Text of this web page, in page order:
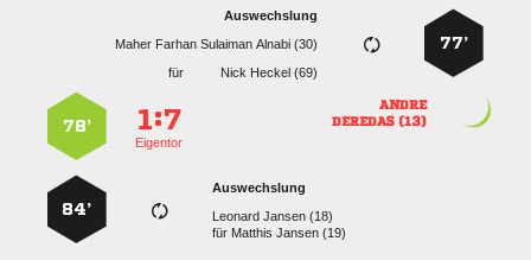
77’
Auswechslung
    
für
  

 
:
Eigentor
78’
Auswechslung
  
für   
84’